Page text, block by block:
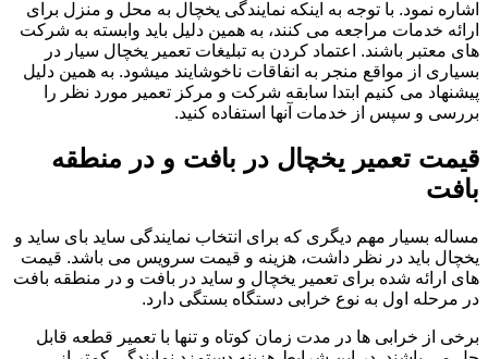
اشاره نمود. با توجه به اینکه نمایندگی یخچال به محل و منزل برای
ارائه خدمات مراجعه می کنند، به همین دلیل باید وابسته به شرکت
های معتبر باشند. اعتماد کردن به تبلیغات تعمیر یخچال سیار در
بسیاری از مواقع منجر به انفاقات ناخوشایند میشود. به همین دلیل
پیشنهاد می کنیم ابتدا سابقه شرکت و مرکز تعمیر مورد نظر را
بررسی و سپس از خدمات آنها استفاده کنید.
قیمت تعمیر یخچال در بافت و در منطقه
بافت
مساله بسیار مهم دیگری که برای انتخاب نمایندگی ساید بای ساید و
یخچال باید در نظر داشت، هزینه و قیمت سرویس می باشد. قیمت
های ارائه شده برای تعمیر یخچال و ساید در بافت و در منطقه بافت
در مرحله اول به نوع خرابی دستگاه بستگی دارد.
برخی از خرابی ها در مدت زمان کوتاه و تنها با تعمیر قطعه قابل